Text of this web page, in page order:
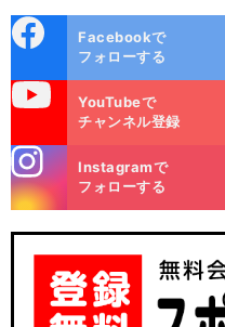
ok
Facebookで
フォローする
YouTubeで
チャンネル登録
m
Instagramで
フォローする